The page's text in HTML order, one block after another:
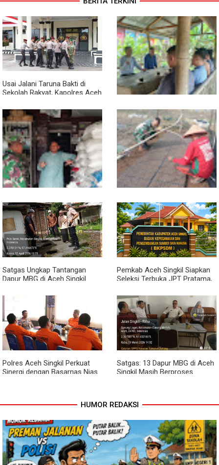
Usai Jalani Taruna Bakti di
Sekolah Rakyat, Kapolres Aceh
Perwira Polri
Sambil Ngopi, Plh. Pasiter
Kodim 0118/Subulussalam
Beri Motivasi Pemuda Calon
Peserta Seleksi Komcad
Lewat Komsos, Babinsa
Rundeng Pantau Stok dan
Harga Pupuk
Dari Bibit Jadi Harapan,
Babinsa Dampingi Warga
Kembangkan Semangka
Satgas Ungkap Tantangan
Dapur MBG di Aceh Singkil
Pemkab Aceh Singkil Siapkan
Seleksi Terbuka JPT Pratama,
Kinerja
Polres Aceh Singkil Perkuat
Sinergi dengan Basarnas Nias
Satgas: 13 Dapur MBG di Aceh
Singkil Masih Berproses
HUMOR REDAKSI